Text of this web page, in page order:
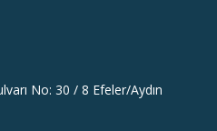
No: 30 / 8 Efeler/Aydın